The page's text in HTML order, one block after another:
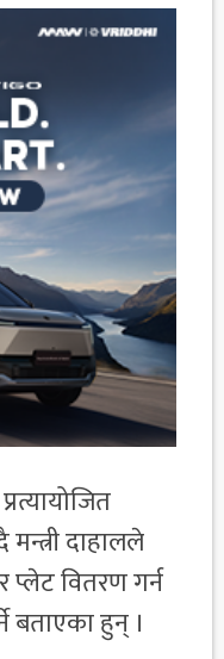
दाहालले
वितरण गर्न
बताएका हुन् ।